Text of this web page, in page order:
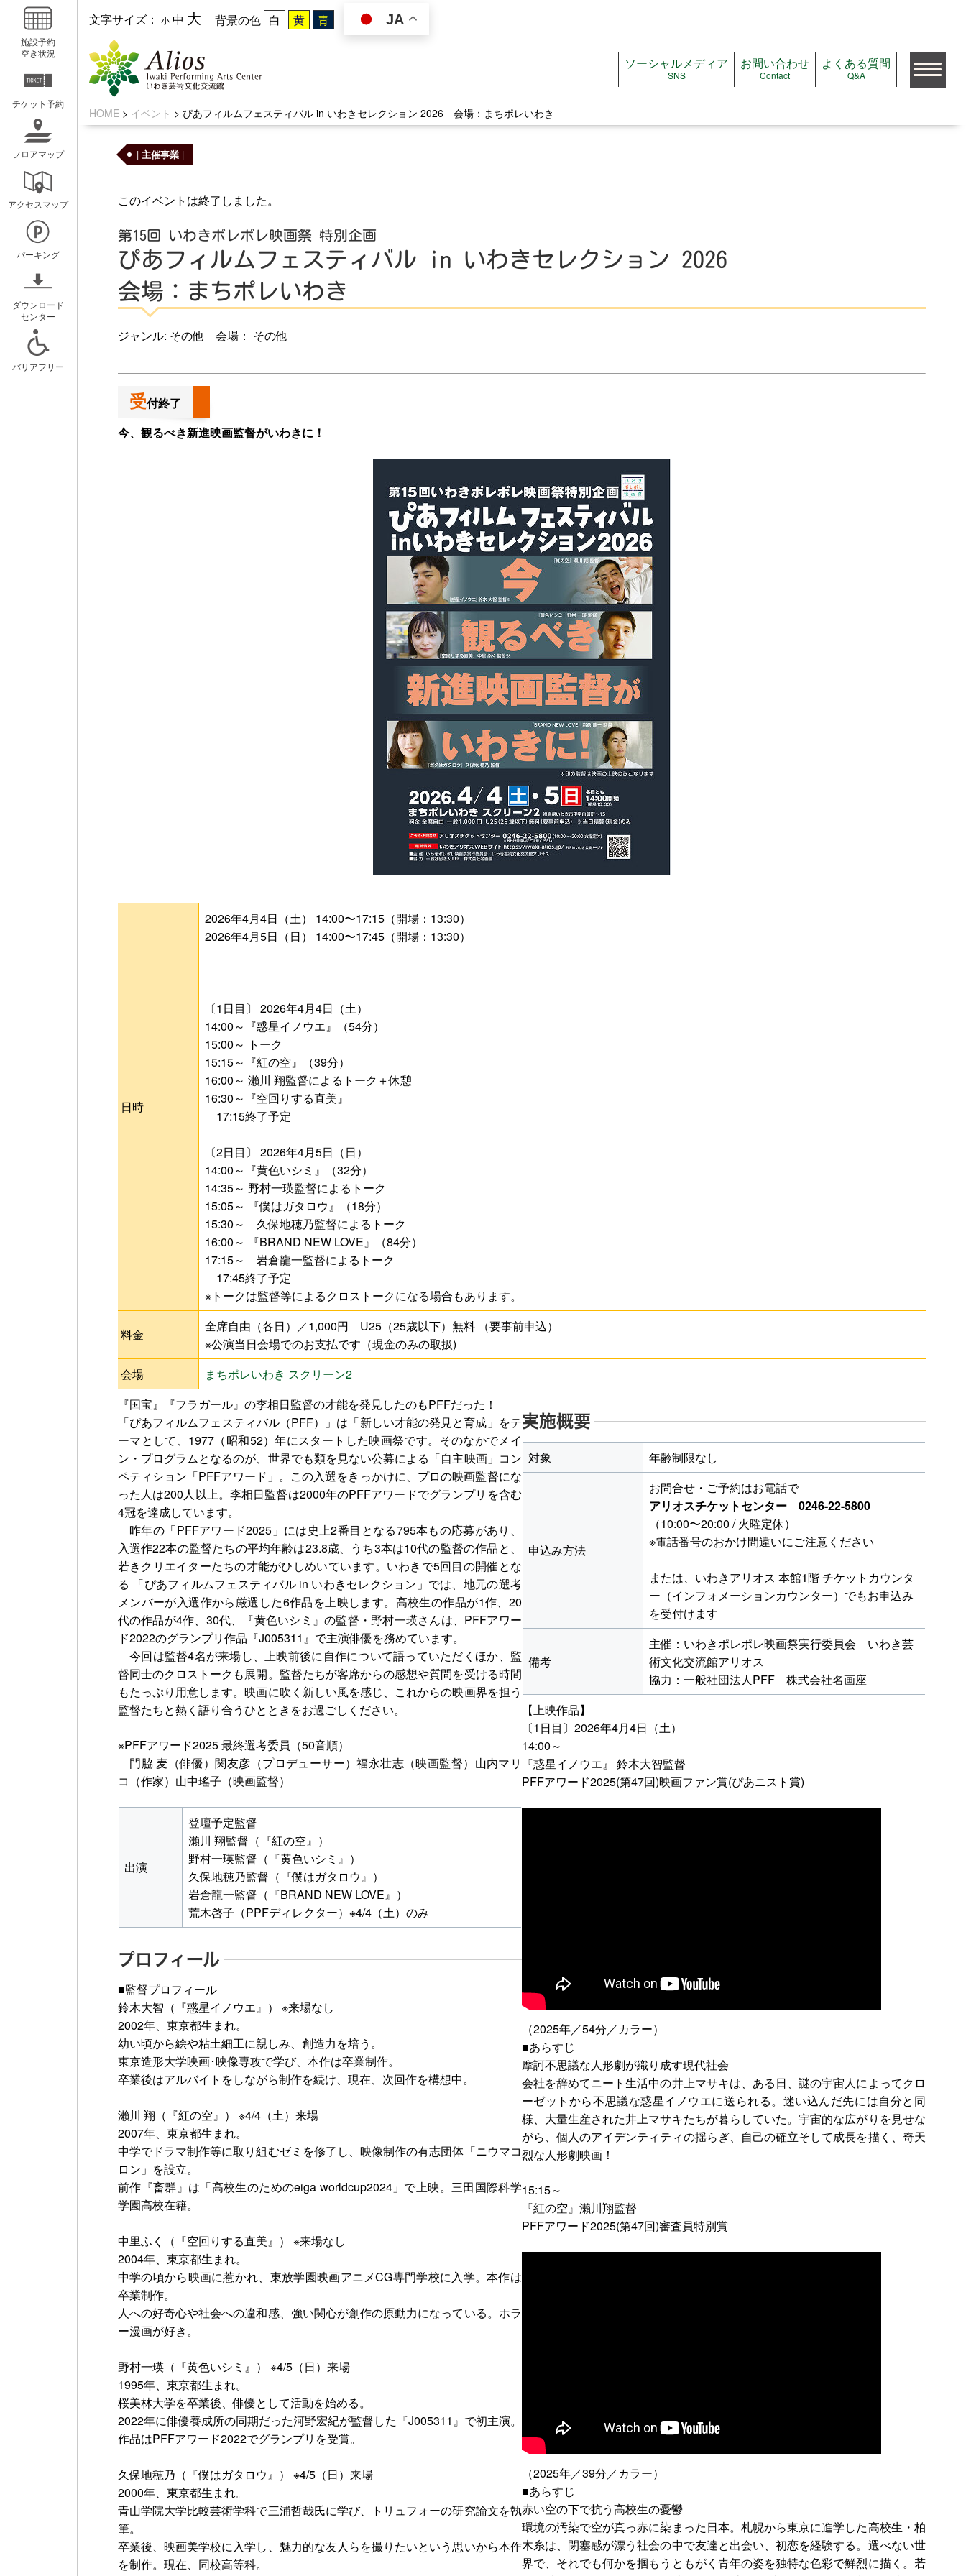
施設予約
空き状況
チケット予約
フロアマップ
アクセスマップ
パーキング
ダウンロード
センター
バリアフリー
いわきアリオスとは
コンセプト
ミッション
概要と沿革
アクセスガイド
広報紙アリオスペーパー
キッズ☆アリぺ
ホールスケジュール
図面・書類ダウンロード
キッズルームプログラム
フロアマップ
文字サイズ： 小 中 大 背景の色 JA
ソーシャルメディア
SNS
お問い合わせ
Contact
よくある質問
Q&A
HOME> イベント > ぴあフィルムフェスティバル in いわきセレクション 2026 会場：まちポレいわき
| 主催事業|
このイベントは終了しました。
第15回 いわきポレポレ映画祭 特別企画
ぴあフィルムフェスティバル in いわきセレクション 2026
会場：まちポレいわき
ジャンル: その他 会場： その他
受付終了
今、観るべき新進映画監督がいわきに！
日時
2026年4月4日（土） 14:00〜17:15（開場：13:30）
2026年4月5日（日） 14:00〜17:45（開場：13:30）
〔1日目〕 2026年4月4日（土）
14:00～『惑星イノウエ』（54分）
15:00～ トーク
15:15～『紅の空』（39分）
16:00～ 瀨川 翔監督によるトーク＋休憩
16:30～『空回りする直美』
17:15終了予定
〔2日目〕 2026年4月5日（日）
14:00～『黄色いシミ』（32分）
14:35～ 野村一瑛監督によるトーク
15:05～ 『僕はガタロウ』（18分）
15:30～ 久保地穂乃監督によるトーク
16:00～ 『BRAND NEW LOVE』（84分）
17:15～ 岩倉龍一監督によるトーク
17:45終了予定
※トークは監督等によるクロストークになる場合もあります。
料金
全席自由（各日）／1,000円 U25（25歳以下）無料 （要事前申込）
※公演当日会場でのお支払です（現金のみの取扱)
会場
まちポレいわき スクリーン2
『国宝』『フラガール』の李相日監督の才能を発見したのもPFFだった！
「ぴあフィルムフェスティバル（PFF）」は「新しい才能の発見と育成」をテ
ーマとして、1977（昭和52）年にスタートした映画祭です。そのなかでメイ
ン・プログラムとなるのが、世界でも類を見ない公募による「自主映画」コン
ペティション「PFFアワード」。この入選をきっかけに、プロの映画監督にな
った人は200人以上。李相日監督は2000年のPFFアワードでグランプリを含む
4冠を達成しています。
昨年の「PFFアワード2025」には史上2番目となる795本もの応募があり、
入選作22本の監督たちの平均年齢は23.8歳、うち3本は10代の監督の作品と、
若きクリエイターたちの才能がひしめいています。いわきで5回目の開催とな
る 「ぴあフィルムフェスティバル in いわきセレクション」では、地元の選考
メンバーが入選作から厳選した6作品を上映します。高校生の作品が1作、20
代の作品が4作、30代、『黄色いシミ』の監督・野村一瑛さんは、PFFアワー
ド2022のグランプリ作品『J005311』で主演俳優を務めています。
今回は監督4名が来場し、上映前後に自作について語っていただくほか、監
督同士のクロストークも展開。監督たちが客席からの感想や質問を受ける時間
もたっぷり用意します。映画に吹く新しい風を感じ、これからの映画界を担う
監督たちと熱く語り合うひとときをお過ごしください。
※PFFアワード2025 最終選考委員（50音順）
門脇 麦（俳優）関友彦（プロデューサー）福永壮志（映画監督）山内マリ
コ（作家）山中瑤子（映画監督）
出演
登壇予定監督
瀨川 翔監督（『紅の空』）
野村一瑛監督（『黄色いシミ』）
久保地穂乃監督（『僕はガタロウ』）
岩倉龍一監督（『BRAND NEW LOVE』）
荒木啓子（PPFディレクター）※4/4（土）のみ
プロフィール
■監督プロフィール
鈴木大智（『惑星イノウエ』） ※来場なし
2002年、東京都生まれ。
幼い頃から絵や粘土細工に親しみ、創造力を培う。
東京造形大学映画･映像専攻で学び、本作は卒業制作。
卒業後はアルバイトをしながら制作を続け、現在、次回作を構想中。
瀨川 翔（『紅の空』） ※4/4（土）来場
2007年、東京都生まれ。
中学でドラマ制作等に取り組むゼミを修了し、映像制作の有志団体「ニウマコ
ロン」を設立。
前作『畜群』は「高校生のためのeiga worldcup2024」で上映。三田国際科学
学園高校在籍。
中里ふく（『空回りする直美』） ※来場なし
2004年、東京都生まれ。
中学の頃から映画に惹かれ、東放学園映画アニメCG専門学校に入学。本作は
卒業制作。
人への好奇心や社会への違和感、強い関心が創作の原動力になっている。ホラ
ー漫画が好き。
野村一瑛（『黄色いシミ』） ※4/5（日）来場
1995年、東京都生まれ。
桜美林大学を卒業後、俳優として活動を始める。
2022年に俳優養成所の同期だった河野宏紀が監督した『J005311』で初主演。
作品はPFFアワード2022でグランプリを受賞。
久保地穂乃（『僕はガタロウ』） ※4/5（日）来場
2000年、東京都生まれ。
青山学院大学比較芸術学科で三浦哲哉氏に学び、トリュフォーの研究論文を執
筆。
卒業後、映画美学校に入学し、魅力的な友人らを撮りたいという思いから本作
を制作。現在、同校高等科。
実施概要
対象 年齢制限なし
申込み方法
お問合せ・ご予約はお電話で
アリオスチケットセンター 0246-22-5800
（10:00〜20:00 / 火曜定休）
※電話番号のおかけ間違いにご注意ください
または、いわきアリオス 本館1階 チケットカウンタ
ー（インフォメーションカウンター）でもお申込み
を受付けます
備考
主催：いわきポレポレ映画祭実行委員会 いわき芸
術文化交流館アリオス
協力：一般社団法人PFF 株式会社名画座
【上映作品】
〔1日目〕2026年4月4日（土）
14:00～
『惑星イノウエ』 鈴木大智監督
PFFアワード2025(第47回)映画ファン賞(ぴあニスト賞)
（2025年／54分／カラー）
■あらすじ
摩訶不思議な人形劇が織り成す現代社会
会社を辞めてニート生活中の井上マサキは、ある日、謎の宇宙人によってクロ
ーゼットから不思議な惑星イノウエに送られる。迷い込んだ先には自分と同
様、大量生産された井上マサキたちが暮らしていた。宇宙的な広がりを見せな
がら、個人のアイデンティティの揺らぎ、自己の確立そして成長を描く、奇天
烈な人形劇映画！
15:15～
『紅の空』瀨川翔監督
PFFアワード2025(第47回)審査員特別賞
（2025年／39分／カラー）
■あらすじ
赤い空の下で抗う高校生の憂鬱
環境の汚染で空が真っ赤に染まった日本。札幌から東京に進学した高校生・柏
木糸は、閉塞感が漂う社会の中で友達と出会い、初恋を経験する。選べない世
界で、それでも何かを掴もうともがく青年の姿を独特な色彩で鮮烈に描く。若